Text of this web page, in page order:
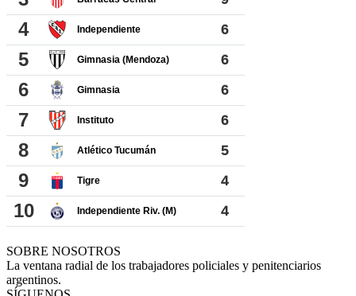
SOBRE NOSOTROS
La ventana radial de los trabajadores policiales y penitenciarios
argentinos.